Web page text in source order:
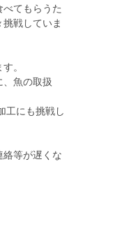
てもらうた
戦していま
。
魚の取扱
工にも挑戦し
等が遅くな